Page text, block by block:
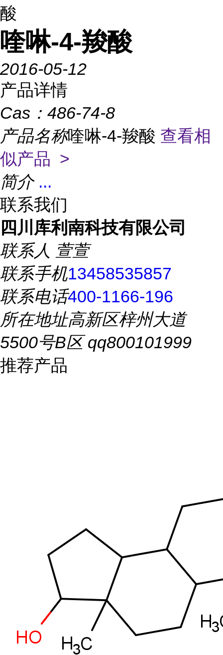
酸
喹啉-4-羧酸
2016-05-12
产品详情
Cas： 486-74-8
产品名称喹啉-4-羧酸 查看相
似产品 >
简介 ...
联系我们
四川库利南科技有限公司
联系人 萱萱
联系手机13458535857
联系电话400-1166-196
所在地址高新区梓州大道
5500号B区 qq800101999
推荐产品